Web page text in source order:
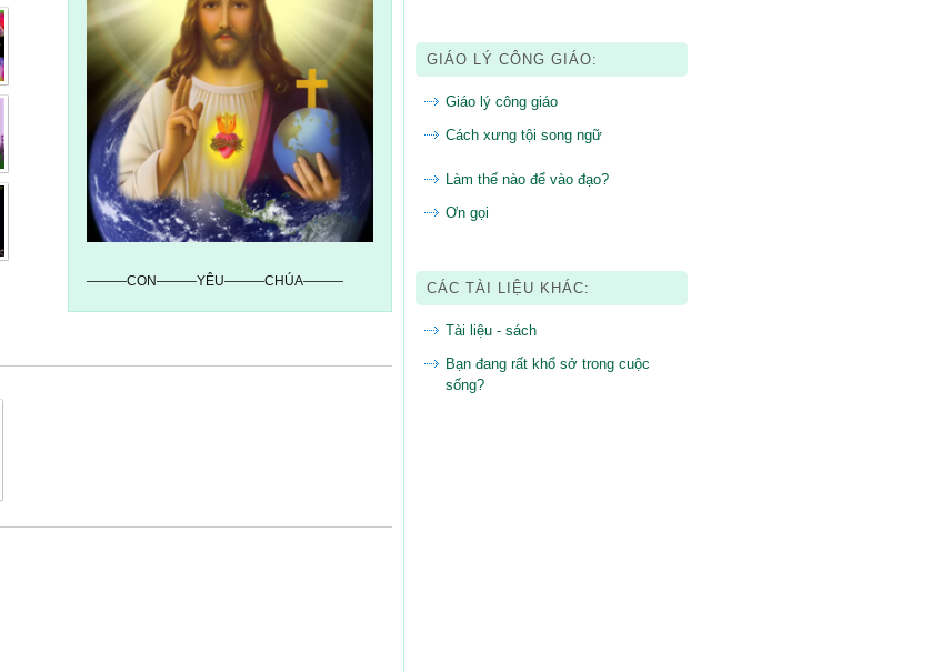
———CON———YÊU———CHÚA———
GIÁO LÝ CÔNG GIÁO:
Giáo lý công giáo
Cách xưng tội song ngữ
Làm thế nào để vào đạo?
Ơn gọi
CÁC TÀI LIỆU KHÁC:
Tài liệu - sách
Bạn đang rất khổ sở trong cuộc
sống?